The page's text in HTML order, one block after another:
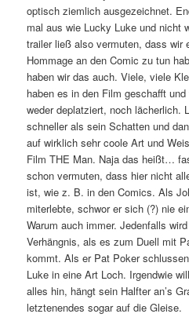
optisch ziemlich ausgezeichnet.
mal aus wie Lucky Luke und nicht
trailer ließ also vermuten, dass wir
Hommage an den Comic zu tun
haben wir das auch. Viele, viele
haben es in den Film geschafft
weder deplatziert, noch lächerlich.
schneller als sein Schatten und
auf wirklich sehr coole Art und
Film THE Man. Naja das heißt…
schon vermuten, dass hier nicht
ist, wie z. B. in den Comics. Als
miterlebte, schwor er sich (?) nie
Warum auch immer. Jedenfalls
Verhängnis, als es zum Duell mit
kommt. Als er Pat Poker
Luke in eine Art Loch. Irgendwie
alles hin, hängt sein Halfter an’s
letztenendes sogar auf die Gleise.